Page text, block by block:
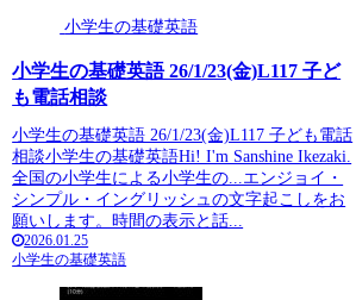
小学生の基礎英語
小学生の基礎英語 26/1/23(金)L117 子ど
も電話相談
小学生の基礎英語 26/1/23(金)L117 子ども電話
相談小学生の基礎英語Hi! I'm Sanshine Ikezaki.
全国の小学生による小学生の...エンジョイ・
シンプル・イングリッシュの文字起こしをお
願いします。時間の表示と話...
2026.01.25
小学生の基礎英語